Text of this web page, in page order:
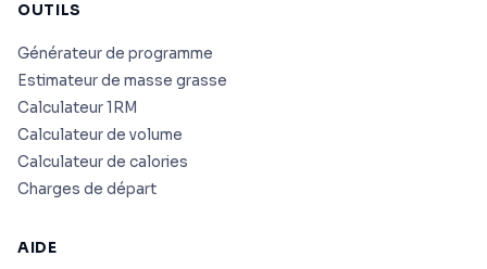
OUTILS
Générateur de programme
Estimateur de masse grasse
Calculateur 1RM
Calculateur de volume
Calculateur de calories
Charges de départ
AIDE